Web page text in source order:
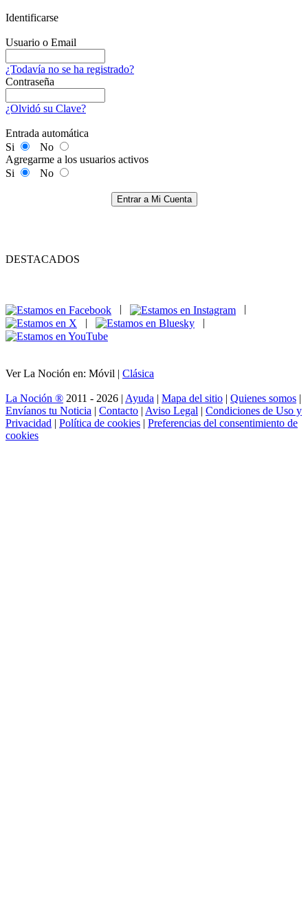
Identificarse
Usuario o Email
¿Todavía no se ha registrado?
Contraseña
¿Olvidó su Clave?
Entrada automática
Si
No
Agregarme a los usuarios activos
Si
No
Entrar a Mi Cuenta
DESTACADOS
|
|
Ver La Noción en: Móvil | Clásica
La Noción ® 2011 - 2026 | Ayuda | Mapa del sitio | Quienes somos |
Envíanos tu Noticia | Contacto | Aviso Legal | Condiciones de Uso y
Privacidad | Política de cookies | Preferencias del consentimiento de
cookies